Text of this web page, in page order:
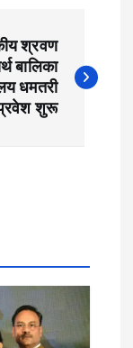
श्रवण
बालिका
धमतरी
शुरू